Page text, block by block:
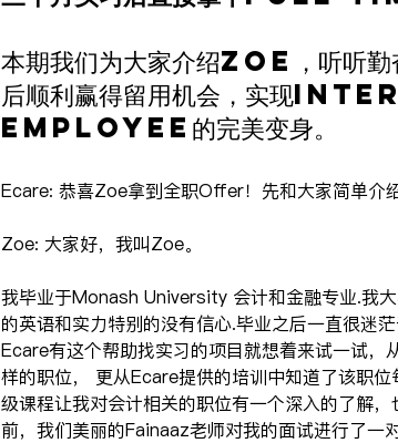
本期我们为大家介绍Zoe，听听勤
后顺利赢得留用机会，实
employee的完美变身。
Ecare: 恭喜Zoe拿到全职Offer！先和大家简单介
Zoe: 大家好，我叫Zoe。
我毕业于Monash University 会计和金融专业.我
的英语和实力特别的没有信心.毕业之后一直很迷
Ecare有这个帮助找实习的项目就想着来试一试，
样的职位， 更从Ecare提供的培训中知道了该职
级课程让我对会计相关的职位有一个深入的了解
前，我们美丽的Fainaaz老师对我的面试进行了一